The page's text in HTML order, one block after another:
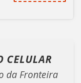
CELULAR
da Fronteira